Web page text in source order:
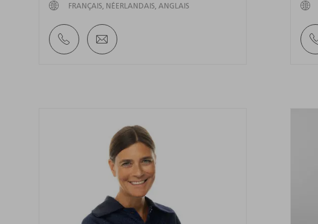
FRANÇAIS NÉERLANDAIS ANGLAIS